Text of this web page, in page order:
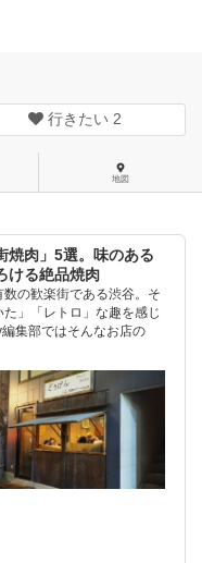
行きたい 2
地図
焼肉」5選。味のある
ける絶品焼肉
数の歓楽街である渋谷。そ
」「レトロ」な趣を感じ
集部ではそんなお店の